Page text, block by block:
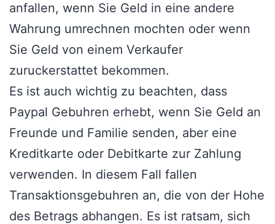
anfallen, wenn Sie Geld in eine andere
Wahrung umrechnen mochten oder wenn
Sie Geld von einem Verkaufer
zuruckerstattet bekommen.
Es ist auch wichtig zu beachten, dass
Paypal Gebuhren erhebt, wenn Sie Geld an
Freunde und Familie senden, aber eine
Kreditkarte oder Debitkarte zur Zahlung
verwenden. In diesem Fall fallen
Transaktionsgebuhren an, die von der Hohe
des Betrags abhangen. Es ist ratsam, sich